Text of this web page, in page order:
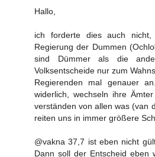
Hallo,
ich forderte dies auch
Regierung der Dummen
sind Dümmer als die
Volksentscheide nur zum
Regierenden mal genauer
widerlich, wechseln ihre
verständen von allen was (van
reiten uns in immer größere
@vakna 37,7 ist eben nicht
Dann soll der Entscheid eben